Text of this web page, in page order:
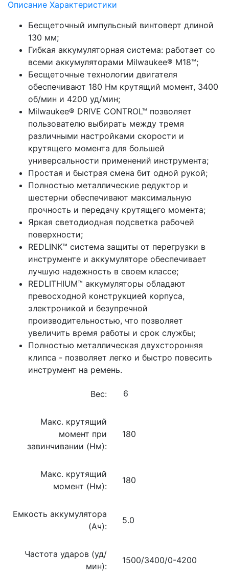
Описание Характеристики
Бесщеточный импульсный винтоверт длиной
130 мм;
Гибкая аккумуляторная система: работает со
всеми аккумуляторами Milwaukee® М18™;
Бесщеточные технологии двигателя
обеспечивают 180 Нм крутящий момент, 3400
об/мин и 4200 уд/мин;
Milwaukee® DRIVE CONTROL™ позволяет
пользователю выбирать между тремя
различными настройками скорости и
крутящего момента для большей
универсальности применений инструмента;
Простая и быстрая смена бит одной рукой;
Полностью металлические редуктор и
шестерни обеспечивают максимальную
прочность и передачу крутящего момента;
Яркая светодиодная подсветка рабочей
поверхности;
REDLINK™ система защиты от перегрузки в
инструменте и аккумуляторе обеспечивает
лучшую надежность в своем классе;
REDLITHIUM™ аккумуляторы обладают
превосходной конструкцией корпуса,
электроникой и безупречной
производительностью, что позволяет
увеличить время работы и срок службы;
Полностью металлическая двухсторонняя
клипса - позволяет легко и быстро повесить
инструмент на ремень.
Вес:
Макс. крутящий
момент при
завинчивании (Нм):
180
Макс. крутящий
момент (Нм):
180
Емкость аккумулятора
(Ач):
5.0
Частота ударов (уд/
мин):
1500/3400/0-4200